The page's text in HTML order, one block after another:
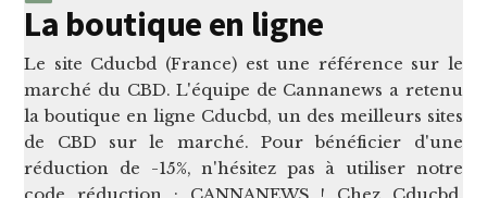
La boutique en ligne
Le site Cducbd (France) est une référence sur le
marché du CBD. L'équipe de Cannanews a retenu
la boutique en ligne Cducbd, un des meilleurs sites
de CBD sur le marché. Pour bénéficier d'une
réduction de -15%, n'hésitez pas à utiliser notre